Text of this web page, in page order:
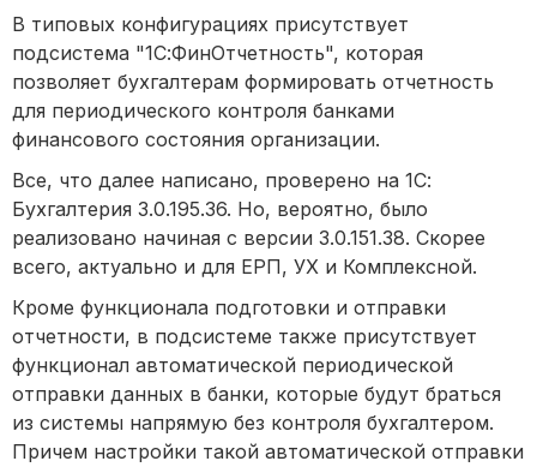
В типовых конфигурациях присутствует
подсистема "1С:ФинОтчетность", которая
позволяет бухгалтерам формировать отчетность
для периодического контроля банками
финансового состояния организации.
Все, что далее написано, проверено на 1С:
Бухгалтерия 3.0.195.36. Но, вероятно, было
реализовано начиная с версии 3.0.151.38. Скорее
всего, актуально и для ЕРП, УХ и Комплексной.
Кроме функционала подготовки и отправки
отчетности, в подсистеме также присутствует
функционал автоматической периодической
отправки данных в банки, которые будут браться
из системы напрямую без контроля бухгалтером.
Причем настройки такой автоматической отправки